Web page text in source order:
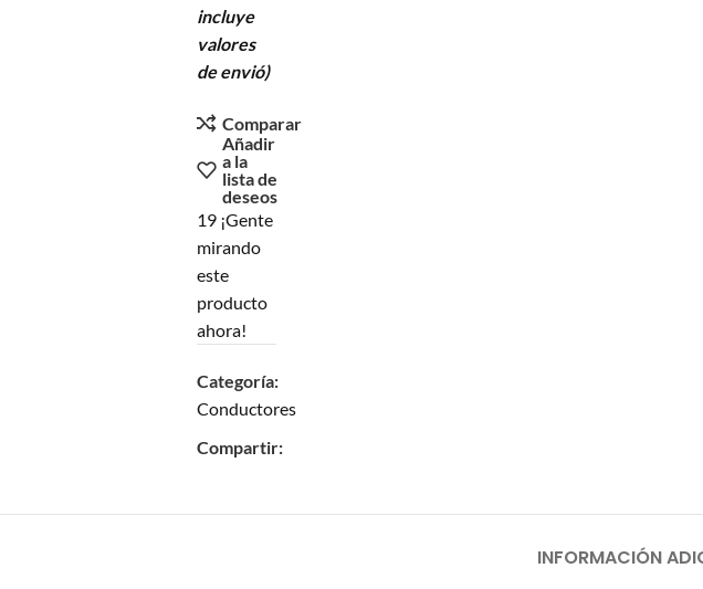
incluye
valores
de envió)
Comparar
Añadir
a la
lista de
deseos
19 ¡Gente
mirando
este
producto
ahora!
Categoría:
Conductores
Compartir:
INFORMACIÓN